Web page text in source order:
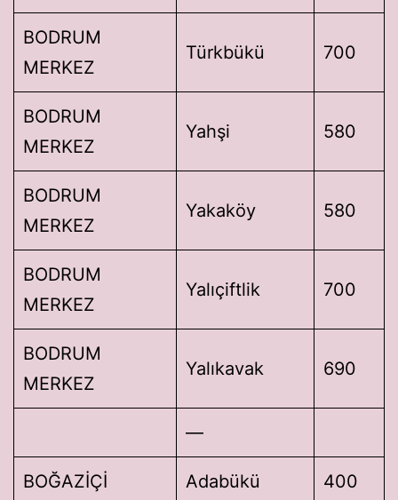
BODRUM
MERKEZ
Türkbükü 700
BODRUM
MERKEZ
Yahşi 580
BODRUM
MERKEZ
Yakaköy 580
BODRUM
MERKEZ
Yalıçiftlik 700
BODRUM
MERKEZ
Yalıkavak 690
—
BOĞAZİÇİ Adabükü 400